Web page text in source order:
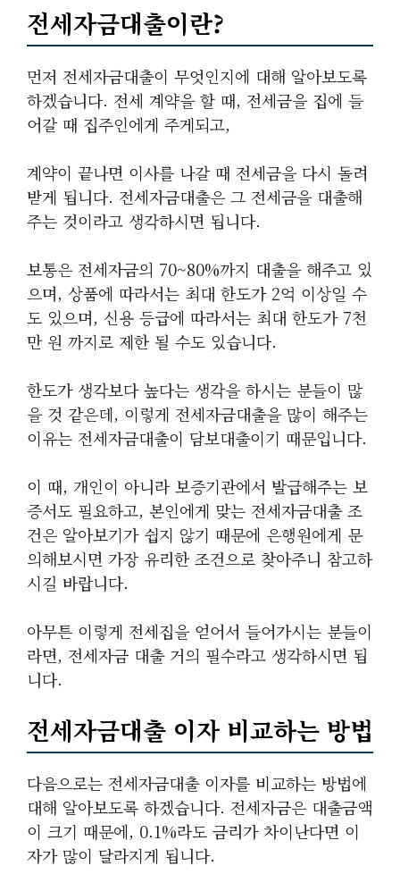
전세자금대출이란?
먼저 전세자금대출이 무엇인지에 대해 알아보도록
하겠습니다. 전세 계약을 할 때, 전세금을 집에 들
어갈 때 집주인에게 주게되고,
계약이 끝나면 이사를 나갈 때 전세금을 다시 돌려
받게 됩니다. 전세자금대출은 그 전세금을 대출해
주는 것이라고 생각하시면 됩니다.
보통은 전세자금의 70~80%까지 대출을 해주고 있
으며, 상품에 따라서는 최대 한도가 2억 이상일 수
도 있으며, 신용 등급에 따라서는 최대 한도가 7천
만 원 까지로 제한 될 수도 있습니다.
한도가 생각보다 높다는 생각을 하시는 분들이 많
을 것 같은데, 이렇게 전세자금대출을 많이 해주는
이유는 전세자금대출이 담보대출이기 때문입니다.
이 때, 개인이 아니라 보증기관에서 발급해주는 보
증서도 필요하고, 본인에게 맞는 전세자금대출 조
건은 알아보기가 쉽지 않기 때문에 은행원에게 문
의해보시면 가장 유리한 조건으로 찾아주니 참고하
시길 바랍니다.
아무튼 이렇게 전세집을 얻어서 들어가시는 분들이
라면, 전세자금 대출 거의 필수라고 생각하시면 됩
니다.
전세자금대출 이자 비교하는 방법
다음으로는 전세자금대출 이자를 비교하는 방법에
대해 알아보도록 하겠습니다. 전세자금은 대출금액
이 크기 때문에, 0.1%라도 금리가 차이난다면 이
자가 많이 달라지게 됩니다.